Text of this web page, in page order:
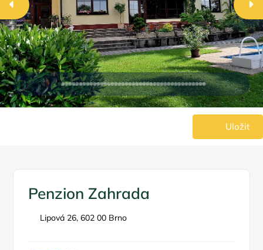
Uložit
Penzion Zahrada
Lipová 26, 602 00 Brno